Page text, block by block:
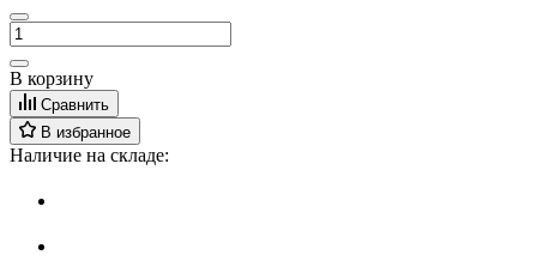
В корзину
Сравнить
В избранное
Наличие на складе: